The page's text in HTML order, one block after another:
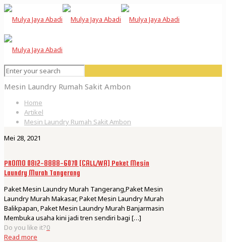
Mesin Laundry Rumah Sakit Ambon
Home
Artikel
Mesin Laundry Rumah Sakit Ambon
Mei 28, 2021
PROMO 0812-8888-6070 [CALL/WA] Paket Mesin
Laundry Murah Tangerang
Paket Mesin Laundry Murah Tangerang,Paket Mesin
Laundry Murah Makasar, Paket Mesin Laundry Murah
Balikpapan, Paket Mesin Laundry Murah Banjarmasin
Membuka usaha kini jadi tren sendiri bagi […]
Do you like it?0
Read more